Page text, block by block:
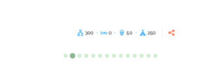
300 0 50 250